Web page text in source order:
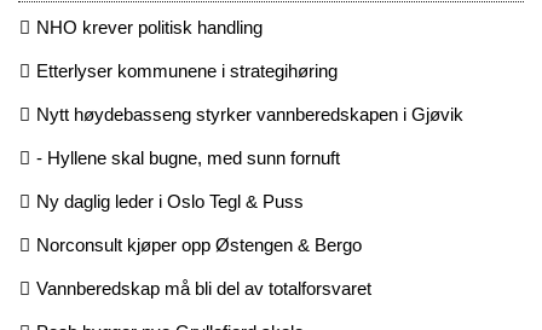
NHO krever politisk handling
Etterlyser kommunene i strategihøring
Nytt høydebasseng styrker vannberedskapen i Gjøvik
- Hyllene skal bugne, med sunn fornuft
Ny daglig leder i Oslo Tegl & Puss
Norconsult kjøper opp Østengen & Bergo
Vannberedskap må bli del av totalforsvaret